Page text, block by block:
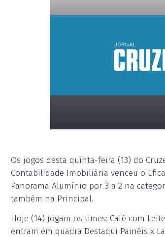
Os jogos desta quinta-feira (13) do
Contabilidade Imobiliária venceu o
Panorama Alumínio por 3 a 2 na
também na Principal.
Hoje (14) jogam os times: Café com
entram em quadra Destaqui Painéis x